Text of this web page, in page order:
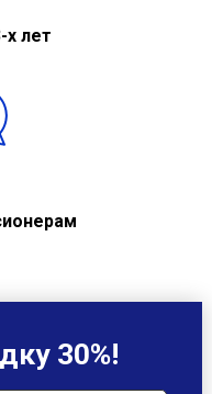
х лет
30%!